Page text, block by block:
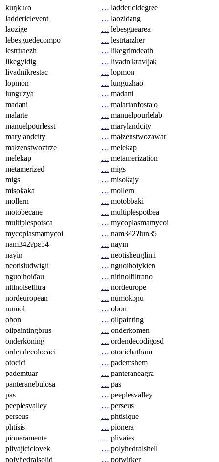
kuŋkuɾo
… laddericldegree
laddericlevent
… laozidang
laozige
… lebesguearea
lebesguedecompo
… lestrtarzher
lestrtraezh
… likegrimdeath
likegyldig
… livadnikravljak
livadnikrestac
… lopmon
lopmon
… lunguzhao
lunguzya
… madani
madani
… malartanfostaio
malarte
… manuelpourlelab
manuelpourlesst
… marylandcity
marylandcity
… małzenstwozawar
małzenstwoztrze
… melekap
melekap
… metamerization
metamerized
… migs
migs
… misokajy
misokaka
… mollern
mollern
… motobbaki
motobecane
… multiplespotbea
multiplespotsca
… mycoplasmamycoi
mycoplasmamycoi
… nam342ʔlun35
nam342ʔpɛ34
… nayin
nayin
… neotisheuglinii
neotisludwigii
… nguoihoiykien
nguoihoiđau
… nitinolfiltrano
nitinolsefiltra
… nordeurope
nordeuropean
… numokɔɲu
numol
… obon
obon
… oilpainting
oilpaintingbrus
… onderkomen
onderkoning
… ordendecodigosd
ordendecolocaci
… otocichatham
otocici
… pademshem
pademtuar
… panteraneagra
panteranebulosa
… pas
pas
… peeplesvalley
peeplesvalley
… perseus
perseus
… phtisique
phtisis
… pionera
pioneramente
… plivaies
plivajiciclovek
… polyhedralshell
polyhedralsolid
… potwirker